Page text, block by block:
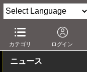
カテゴリ ログイン
AV Watch 製品 配信機
ニュース